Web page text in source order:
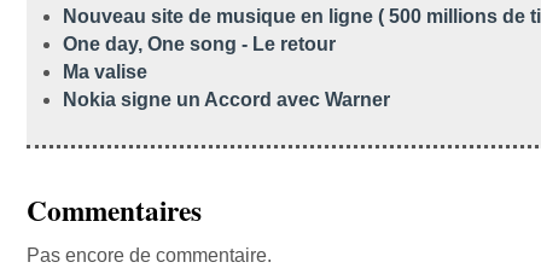
Nouveau site de musique en ligne ( 500 millions de
One day, One song - Le retour
Ma valise
Nokia signe un Accord avec Warner
Commentaires
Pas encore de commentaire.